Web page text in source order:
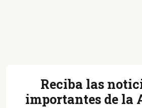
Reciba las
importantes de la